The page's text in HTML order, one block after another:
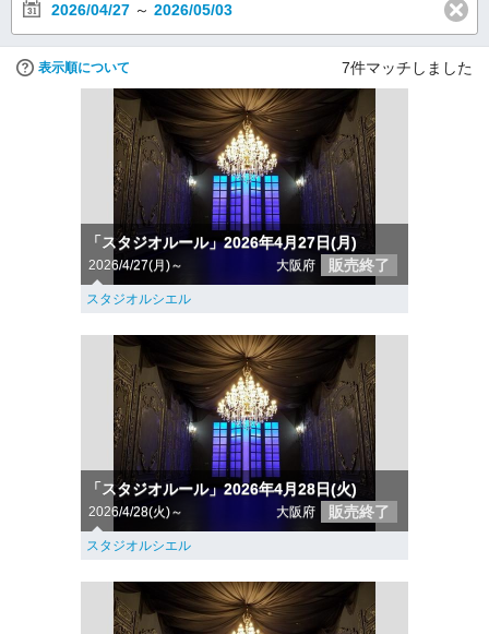
2026/04/27 ～ 2026/05/03
表示順について 7件マッチしました
「スタジオルール」2026年4月27日(月)
2026/4/27(月)～ 大阪府 販売終了
スタジオルシエル
「スタジオルール」2026年4月28日(火)
2026/4/28(火)～ 大阪府 販売終了
スタジオルシエル